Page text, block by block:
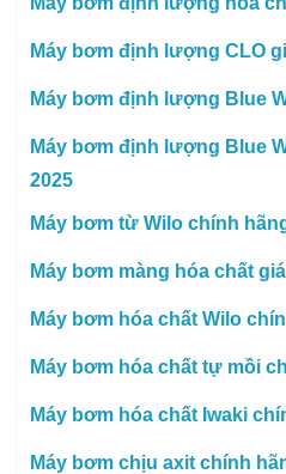
Máy bơm định lượng CLO
Máy bơm định lượng Blue
Máy bơm định lượng Blue
2025
Máy bơm từ Wilo chính
Máy bơm màng hóa chất
Máy bơm hóa chất Wilo
Máy bơm hóa chất tự mồi
Máy bơm hóa chất Iwaki
Máy bơm chịu axit chính